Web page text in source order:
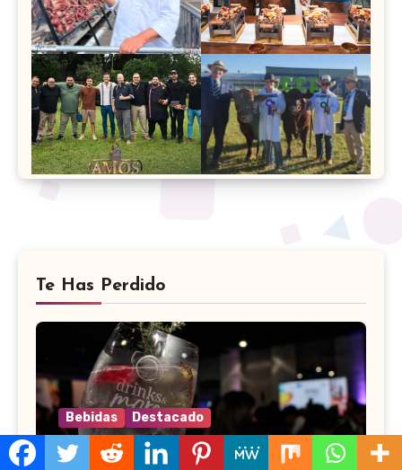
Te Has Perdido
Bebidas Destacado
Drinks & More será el 2 de